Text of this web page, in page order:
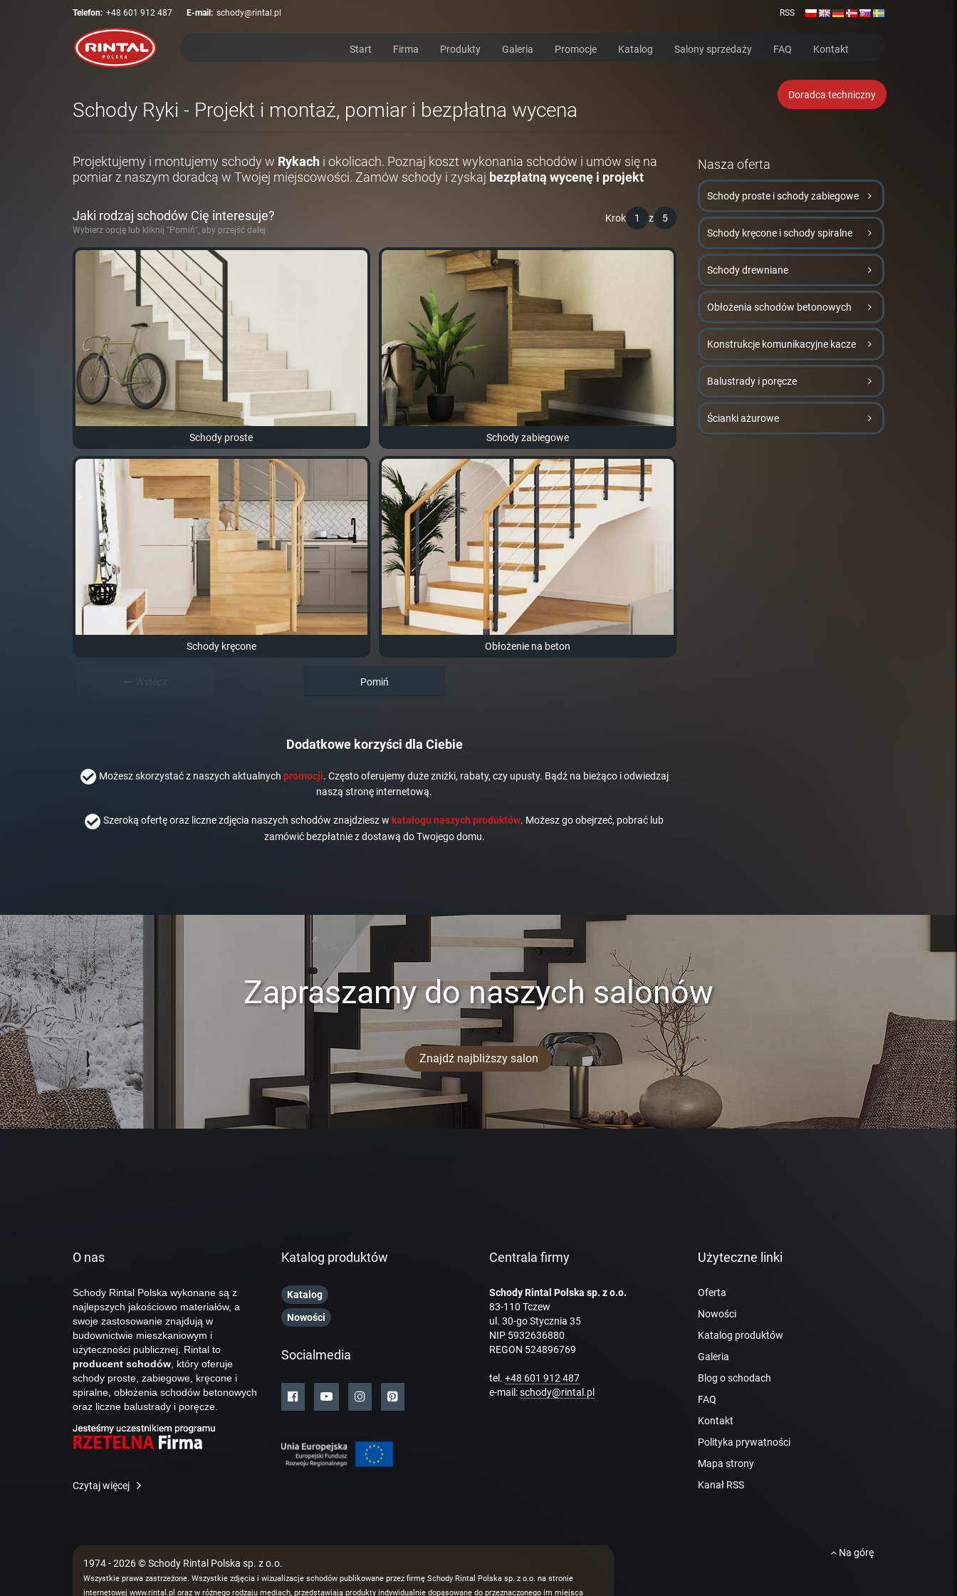
Telefon: +48 601 912 487 E-mail: schody@rintal.pl RSS
Start Firma Produkty Galeria Promocje Katalog Salony sprzedaży FAQ Kontakt
Doradca techniczny
Schody Ryki - Projekt i montaż, pomiar i bezpłatna wycena
Projektujemy i montujemy schody w Rykach i okolicach. Poznaj koszt wykonania schodów i umów się na
pomiar z naszym doradcą w Twojej miejscowości. Zamów schody i zyskaj bezpłatną wycenę i projekt
Krok 1 z 5
Jaki rodzaj schodów Cię interesuje?
Wybierz opcję lub kliknij "Pomiń", aby przejść dalej
Schody proste Schody zabiegowe
Schody kręcone Obłożenie na beton
Pomiń
Dodatkowe korzyści dla Ciebie
Możesz skorzystać z naszych aktualnych promocji. Często oferujemy duże zniżki, rabaty, czy upusty. Bądź na bieżąco i odwiedzaj
naszą stronę internetową.
Szeroką ofertę oraz liczne zdjęcia naszych schodów znajdziesz w katalogu naszych produktów. Możesz go obejrzeć, pobrać lub
zamówić bezpłatnie z dostawą do Twojego domu.
Nasza oferta
Schody proste i schody zabiegowe
Schody kręcone i schody spiralne
Schody drewniane
Obłożenia schodów betonowych
Konstrukcje komunikacyjne kacze
Balustrady i poręcze
Ścianki ażurowe
Zapraszamy do naszych salonów
Znajdź najbliższy salon
O nas
Schody Rintal Polska wykonane są z
najlepszych jakościowo materiałów, a
swoje zastosowanie znajdują w
budownictwie mieszkaniowym i
użyteczności publicznej. Rintal to
producent schodów , który oferuje
schody proste, zabiegowe, kręcone i
spiralne, obłożenia schodów betonowych
oraz liczne balustrady i poręcze.
Czytaj więcej
Katalog produktów
Katalog
Nowości
Socialmedia
Centrala firmy
Schody Rintal Polska sp. z o.o.
83-110 Tczew
ul. 30-go Stycznia 35
NIP 5932636880
REGON 524896769
tel. +48 601 912 487
e-mail:schody@rintal.pl
Użyteczne linki
Oferta
Nowości
Katalog produktów
Galeria
Blog o schodach
FAQ
Kontakt
Polityka prywatności
Mapa strony
Kanał RSS
1974 - 2026 © Schody Rintal Polska sp. z o.o.
Wszystkie prawa zastrzeżone. Wszystkie zdjęcia i wizualizacje schodów publikowane przez firmę Schody Rintal Polska sp. z o.o. na stronie
internetowej www.rintal.pl oraz w różnego rodzaju mediach, przedstawiają produkty indywidualnie dopasowane do przeznaczonego im miejsca
Na górę